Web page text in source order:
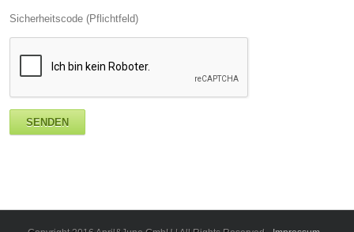
Sicherheitscode (Pflichtfeld)